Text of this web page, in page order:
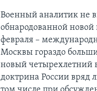
Военный аналитик не
обнародованной
февраля –
Москвы гораздо
новый четырехлетний
доктрина России вряд